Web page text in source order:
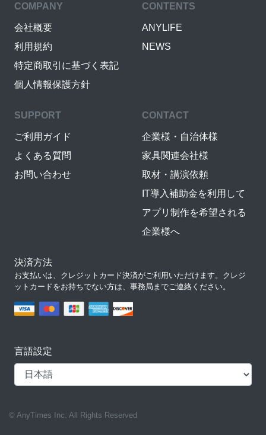
COMPANY
会社概要
利用規約
特定商取引に基づく表記
個人情報保護方針
CONTENTS
ANYLIFE
NEWS
SUPPORT
ご利用ガイド
よくある質問
お問い合わせ
CONTACT
企業様・自治体様
家具関連会社様
取材・講演依頼
IT導入補助金を利用して
アプリ制作を希望される
企業様へ
決済方法
お支払いは、クレジットカード決済がご利用いただけます。クレジ
ットカードをお持ちでない方は、事務局までご連絡ください。
言語設定
© AnyTimes Inc. All Rights Reserved